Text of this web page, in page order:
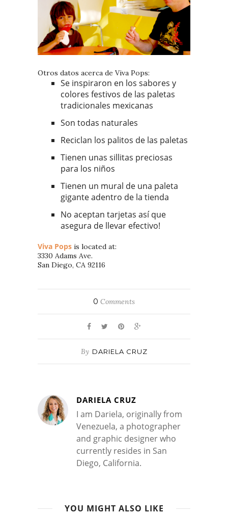
Otros datos acerca de Viva Pops:
Se inspiraron en los sabores y
colores festivos de las paletas
tradicionales mexicanas
Son todas naturales
Reciclan los palitos de las paletas
Tienen unas sillitas preciosas
para los niños
Tienen un mural de una paleta
gigante adentro de la tienda
No aceptan tarjetas así que
asegura de llevar efectivo!
Viva Pops is located at:
3330 Adams Ave.
San Diego, CA 92116
0 Comments
By DARIELA CRUZ
DARIELA CRUZ
I am Dariela, originally from
Venezuela, a photographer
and graphic designer who
currently resides in San
Diego, California.
YOU MIGHT ALSO LIKE